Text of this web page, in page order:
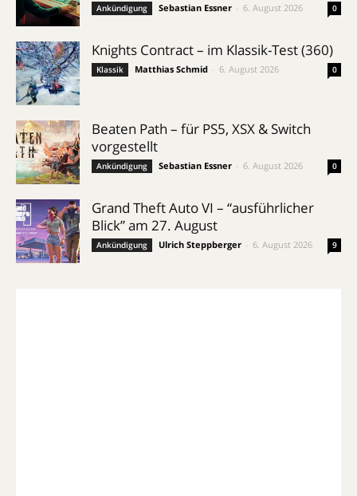
Ankündigung Sebastian Essner 6. August 2026 0
Knights Contract – im Klassik-Test (360)
Klassik Matthias Schmid 6. August 2026 0
Beaten Path – für PS5, XSX & Switch
vorgestellt
Ankündigung Sebastian Essner 6. August 2026 0
Grand Theft Auto VI – “ausführlicher
Blick” am 27. August
Ankündigung Ulrich Steppberger 6. August 2026 9